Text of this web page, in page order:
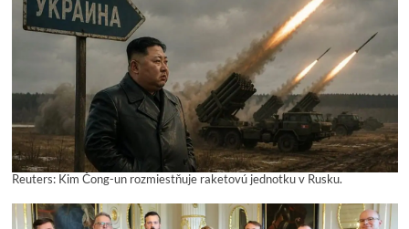
Reuters: Kim Čong-un rozmiestňuje raketovú jednotku v Rusku.